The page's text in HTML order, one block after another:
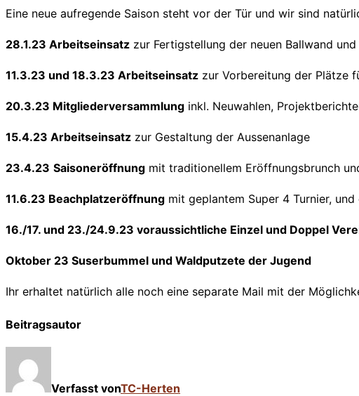
Eine neue aufregende Saison steht vor der Tür und wir sind
28.1.23 Arbeitseinsatz zur Fertigstellung der neuen Ballwand
11.3.23 und 18.3.23 Arbeitseinsatz zur Vorbereitung der Plätze
20.3.23 Mitgliederversammlung inkl. Neuwahlen,
15.4.23 Arbeitseinsatz zur Gestaltung der Aussenanlage
23.4.23 Saisoneröffnung mit traditionellem Eröffnungsbrunch
11.6.23 Beachplatzeröffnung mit geplantem Super 4 Turnier,
16./17. und 23./24.9.23 voraussichtliche Einzel und Doppel
Oktober 23 Suserbummel und Waldputzete der Jugend
Ihr erhaltet natürlich alle noch eine separate Mail mit der
Beitragsautor
Verfasst vonTC-Herten